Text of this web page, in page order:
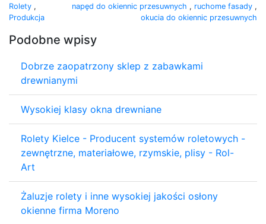
Rolety ,
Produkcja
napęd do okiennic przesuwnych , ruchome fasady ,
okucia do okiennic przesuwnych
Podobne wpisy
Dobrze zaopatrzony sklep z zabawkami
drewnianymi
Wysokiej klasy okna drewniane
Rolety Kielce - Producent systemów roletowych -
zewnętrzne, materiałowe, rzymskie, plisy - Rol-
Art
Żaluzje rolety i inne wysokiej jakości osłony
okienne firma Moreno